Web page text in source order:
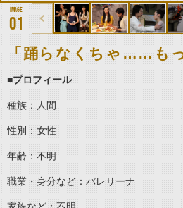
01
「踊らなくちゃ……も
■プロフィール
種族：人間
性別：女性
年齢：不明
職業・身分など：バレリーナ